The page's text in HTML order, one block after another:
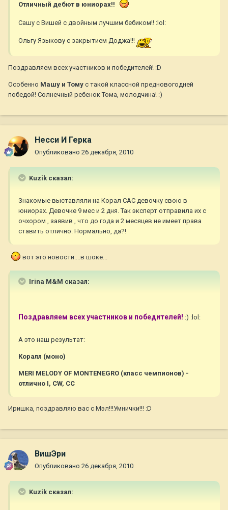
Отличный дебют в юниорах!!
Сашу с Вишей с двойным лучшим бебиком!! :lol:
Ольгу Языкову с закрытием Доджа!!!
Поздравляем всех участников и победителей! :D
Особенно Машу и Тому с такой классной предновогодней
победой! Солнечный ребенок Тома, молодчина! :)
Несси И Герка
Опубликовано 26 декабря, 2010
Kuzik сказал:
Знакомые выставляли на Корал САС девочку свою в
юниорах. Девочке 9 мес и 2 дня. Так эксперт отправила их с
очхором , заявив , что до года и 2 месяцев не имеет права
ставить отлично. Нормально, да?!
вот это новости....в шоке...
Irina M&M сказал:
Поздравляем всех участников и победителей! :) :lol:
А это наш результат:
Коралл (моно)
MERI MELODY OF MONTENEGRO (класс чемпионов) -
отлично I, CW, CC
Иришка, поздравляю вас с Мэл!!!Умнички!!! :D
ВишЭри
Опубликовано 26 декабря, 2010
Kuzik сказал: